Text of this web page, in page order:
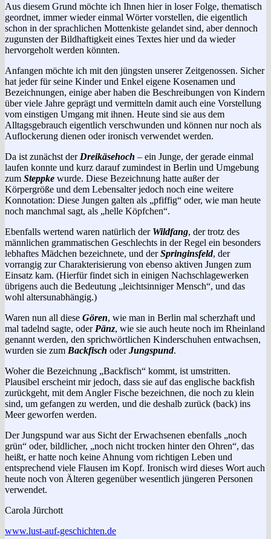
Aus diesem Grund möchte ich Ihnen hier in loser Folge, thematisch
geordnet, immer wieder einmal Wörter vorstellen, die eigentlich
schon in der sprachlichen Mottenkiste gelandet sind, aber dennoch
zugunsten der Bildhaftigkeit eines Textes hier und da wieder
hervorgeholt werden könnten.
Anfangen möchte ich mit den jüngsten unserer Zeitgenossen. Sicher
hat jeder für seine Kinder und Enkel eigene Kosenamen und
Bezeichnungen, einige aber haben die Beschreibungen von Kindern
über viele Jahre geprägt und vermitteln damit auch eine Vorstellung
vom einstigen Umgang mit ihnen. Heute sind sie aus dem
Alltagsgebrauch eigentlich verschwunden und können nur noch als
Auflockerung dienen oder ironisch verwendet werden.
Da ist zunächst der Dreikäsehoch – ein Junge, der gerade einmal
laufen konnte und kurz darauf zumindest in Berlin und Umgebung
zum Steppke wurde. Diese Bezeichnung hatte außer der
Körpergröße und dem Lebensalter jedoch noch eine weitere
Konnotation: Diese Jungen galten als „pfiffig“ oder, wie man heute
noch manchmal sagt, als „helle Köpfchen“.
Ebenfalls wertend waren natürlich der Wildfang, der trotz des
männlichen grammatischen Geschlechts in der Regel ein besonders
lebhaftes Mädchen bezeichnete, und derSpringinsfeld, der
vorrangig zur Charakterisierung von ebenso aktiven Jungen zum
Einsatz kam. (Hierfür findet sich in einigen Nachschlagewerken
übrigens auch die Bedeutung „leichtsinniger Mensch“, und das
wohl altersunabhängig.)
Waren nun all diese Gören, wie man in Berlin mal scherzhaft und
mal tadelnd sagte, oder Pänz, wie sie auch heute noch im Rheinland
genannt werden, den sprichwörtlichen Kinderschuhen entwachsen,
wurden sie zum Backfisch oderJungspund.
Woher die Bezeichnung „Backfisch“ kommt, ist umstritten.
Plausibel erscheint mir jedoch, dass sie auf das englische backfish
zurückgeht, mit dem Angler Fische bezeichnen, die noch zu klein
sind, um gefangen zu werden, und die deshalb zurück (back) ins
Meer geworfen werden.
Der Jungspund war aus Sicht der Erwachsenen ebenfalls „noch
grün“ oder, bildlicher, „noch nicht trocken hinter den Ohren“, das
heißt, er hatte noch keine Ahnung vom richtigen Leben und
entsprechend viele Flausen im Kopf. Ironisch wird dieses Wort auch
heute noch von Älteren gegenüber wesentlich jüngeren Personen
verwendet.
Carola Jürchott
www.lust-auf-geschichten.de